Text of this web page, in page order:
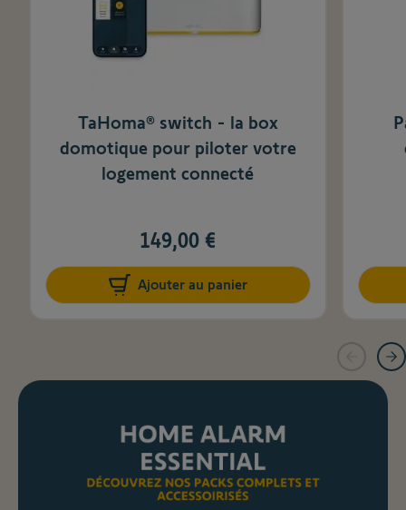
TaHoma® switch - la box
domotique pour piloter votre
logement connecté
149,00 €
Ajouter au panier